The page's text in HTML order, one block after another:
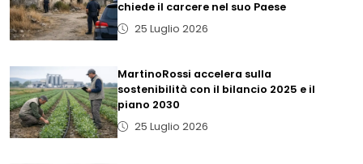
chiede il carcere nel suo Paese
25 Luglio 2026
MartinoRossi accelera sulla
sostenibilità con il bilancio 2025 e il
piano 2030
25 Luglio 2026